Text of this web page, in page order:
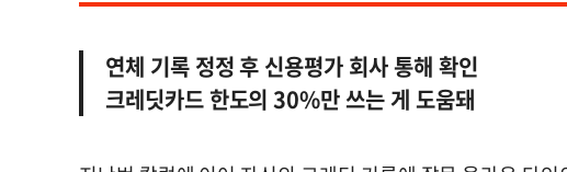
연체 기록 정정 후 신용평가 회사 통해 확인
크레딧카드 한도의 30%만 쓰는 게 도움돼